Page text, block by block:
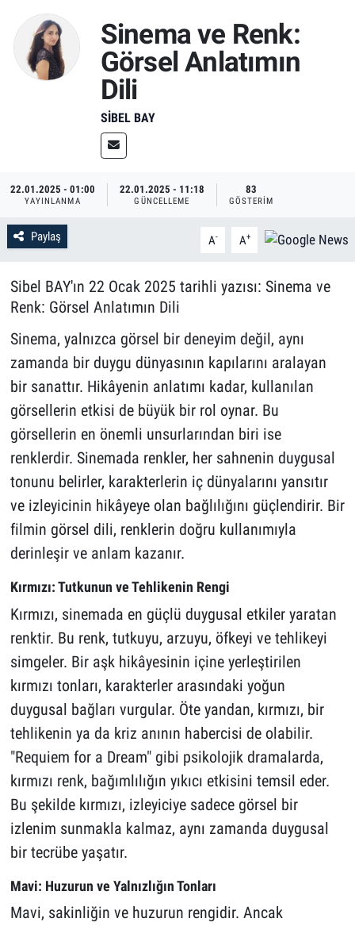
Sinema ve Renk:
Görsel Anlatımın
Dili
SIBEL BAY
22.01.2025 - 01:00
YAYINLANMA
22.01.2025 - 11:18
GÜNCELLEME
83
GÖSTERIM
Paylaş A- A+
Sibel BAY'ın 22 Ocak 2025 tarihli yazısı: Sinema ve
Renk: Görsel Anlatımın Dili
Sinema, yalnızca görsel bir deneyim değil, aynı
zamanda bir duygu dünyasının kapılarını aralayan
bir sanattır. Hikâyenin anlatımı kadar, kullanılan
görsellerin etkisi de büyük bir rol oynar. Bu
görsellerin en önemli unsurlarından biri ise
renklerdir. Sinemada renkler, her sahnenin duygusal
tonunu belirler, karakterlerin iç dünyalarını yansıtır
ve izleyicinin hikâyeye olan bağlılığını güçlendirir. Bir
filmin görsel dili, renklerin doğru kullanımıyla
derinleşir ve anlam kazanır.
Kırmızı: Tutkunun ve Tehlikenin Rengi
Kırmızı, sinemada en güçlü duygusal etkiler yaratan
renktir. Bu renk, tutkuyu, arzuyu, öfkeyi ve tehlikeyi
simgeler. Bir aşk hikâyesinin içine yerleştirilen
kırmızı tonları, karakterler arasındaki yoğun
duygusal bağları vurgular. Öte yandan, kırmızı, bir
tehlikenin ya da kriz anının habercisi de olabilir.
"Requiem for a Dream" gibi psikolojik dramalarda,
kırmızı renk, bağımlılığın yıkıcı etkisini temsil eder.
Bu şekilde kırmızı, izleyiciye sadece görsel bir
izlenim sunmakla kalmaz, aynı zamanda duygusal
bir tecrübe yaşatır.
Mavi: Huzurun ve Yalnızlığın Tonları
Mavi, sakinliğin ve huzurun rengidir. Ancak